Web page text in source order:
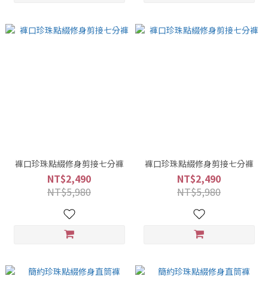
褲口珍珠點綴修身剪接七分褲
NT$2,490
NT$5,980
褲口珍珠點綴修身剪接七分褲
NT$2,490
NT$5,980